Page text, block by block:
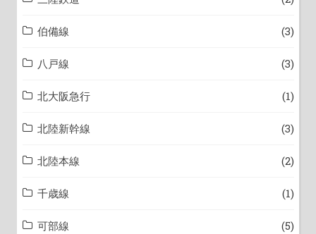
伯備線 (3)
八戸線 (3)
北大阪急行 (1)
北陸新幹線 (3)
北陸本線 (2)
千歳線 (1)
可部線 (5)